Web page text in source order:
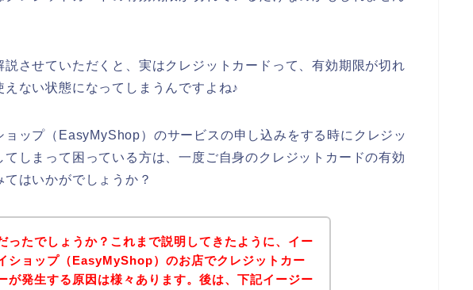
説させていただくと、実はクレジットカードって、有効期限が切れ
ない状態になってしまうんですよね♪
ョップ（EasyMyShop）のサービスの申し込みをする時にクレジッ
てしまって困っている方は、一度ご自身のクレジットカードの有効
はいかがでしょうか？
ったでしょうか？これまで説明してきたように、イー
ショップ（EasyMyShop）のお店でクレジットカー
が発生する原因は様々あります。後は、下記イージー